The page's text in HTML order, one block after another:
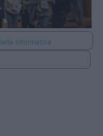
informativa